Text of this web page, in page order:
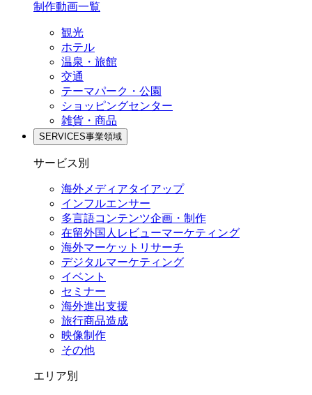
制作動画一覧
観光
ホテル
温泉・旅館
交通
テーマパーク・公園
ショッピングセンター
雑貨・商品
SERVICES事業領域
サービス別
海外メディアタイアップ
インフルエンサー
多言語コンテンツ企画・制作
在留外国⼈レビューマーケティング
海外マーケットリサーチ
デジタルマーケティング
イベント
セミナー
海外進出支援
旅行商品造成
映像制作
その他
エリア別